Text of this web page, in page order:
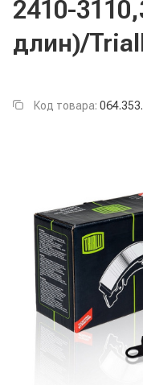
2410-
длин)/
Код товара: